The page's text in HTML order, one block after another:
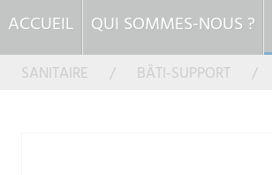
ACCUEIL QUI SOMMES-NOUS ?
SANITAIRE BÂTI-SUPPORT